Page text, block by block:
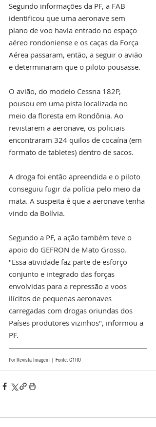
Segundo informações da PF, a FAB
identificou que uma aeronave sem
plano de voo havia entrado no espaço
aéreo rondoniense e os caças da Força
Aérea passaram, então, a seguir o avião
e determinaram que o piloto pousasse.
O avião, do modelo Cessna 182P,
pousou em uma pista localizada no
meio da floresta em Rondônia. Ao
revistarem a aeronave, os policiais
encontraram 324 quilos de cocaína (em
formato de tabletes) dentro de sacos.
A droga foi então apreendida e o piloto
conseguiu fugir da polícia pelo meio da
mata. A suspeita é que a aeronave tenha
vindo da Bolívia.
Segundo a PF, a ação também teve o
apoio do GEFRON de Mato Grosso.
"Essa atividade faz parte de esforço
conjunto e integrado das forças
envolvidas para a repressão a voos
ilícitos de pequenas aeronaves
carregadas com drogas oriundas dos
Países produtores vizinhos", informou a
PF.
Por Revista Imagem | Fonte: G1RO